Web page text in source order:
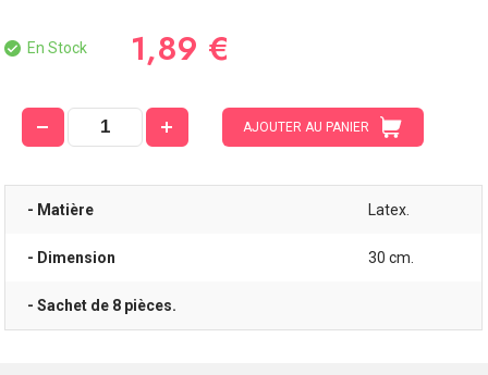
En Stock 1,89 €
AJOUTER AU PANIER
- Matière Latex.
- Dimension 30 cm.
- Sachet de 8 pièces.